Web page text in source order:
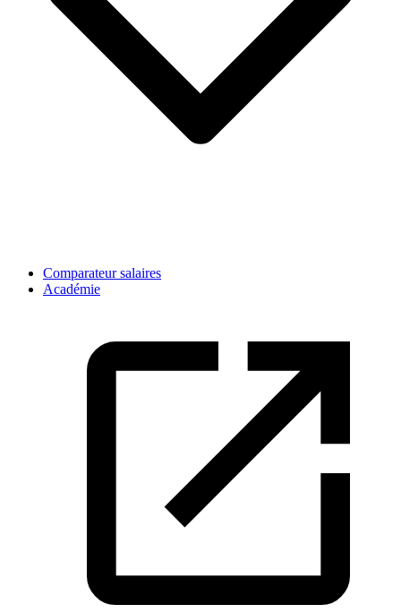
Comparateur salaires
Académie